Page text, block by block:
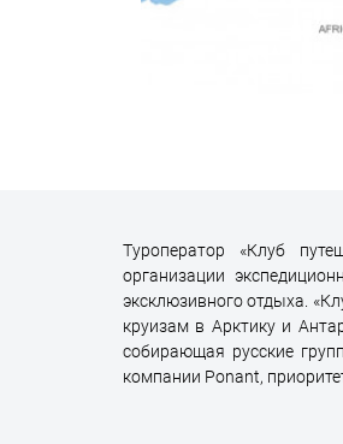
Туроператор «Клуб
организации
эксклюзивного отдыха.
круизам в Арктику и
собирающая русские
компании Ponant,